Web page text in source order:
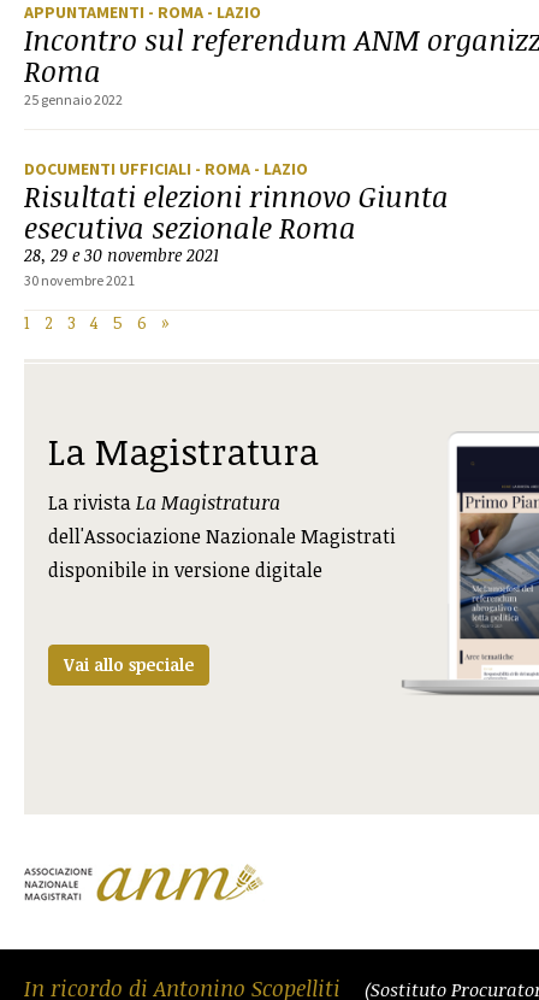
APPUNTAMENTI - ROMA - LAZIO
Incontro sul referendum ANM
Roma
25 gennaio 2022
DOCUMENTI UFFICIALI - ROMA - LAZIO
Risultati elezioni rinnovo Giunta
esecutiva sezionale Roma
28, 29 e 30 novembre 2021
30 novembre 2021
1 2 3 4 5 6 »
La Magistratura
La rivistaLa Magistratura
dell'Associazione Nazionale Magistrati
disponibile in versione digitale
Vai allo speciale
In ricordo di Antonino Scopelliti (Sostituto